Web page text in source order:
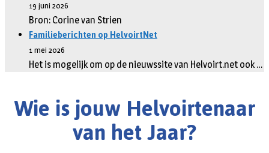
19 juni 2026
Bron: Corine van Strien
Familieberichten op HelvoirtNet
1 mei 2026
Het is mogelijk om op de nieuwssite van Helvoirt.net ook …
Wie is jouw Helvoirtenaar
van het Jaar?